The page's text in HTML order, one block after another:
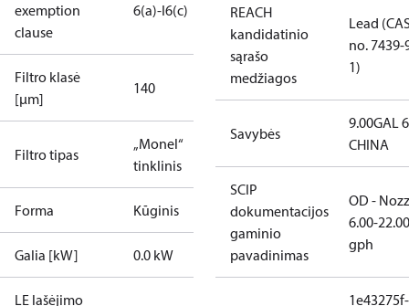
exemption
clause
6(a)-I6(c)
Filtro klasė
[µm]
140
Filtro tipas
„Monel“
tinklinis
Forma Kūginis
Galia [kW] 0.0 kW
LE lašėjimo
REACH
kandidatinio
sąrašo
medžiagos
Lead
no. 7439-
1)
Savybės
9.00GAL
CHINA
SCIP
dokumentacijos
gaminio
pavadinimas
OD -
6.00-22.00
gph
1e43275f-